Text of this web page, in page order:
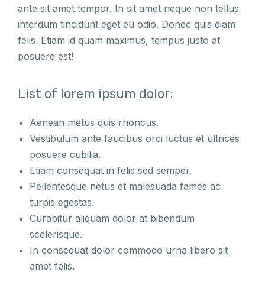
ante sit amet tempor. In sit amet neque non tellus
interdum tincidunt eget eu odio. Donec quis diam
felis. Etiam id quam maximus, tempus justo at
posuere est!
List of lorem ipsum dolor:
Aenean metus quis rhoncus.
Vestibulum ante faucibus orci luctus et ultrices
posuere cubilia.
Etiam consequat in felis sed semper.
Pellentesque netus et malesuada fames ac
turpis egestas.
Curabitur aliquam dolor at bibendum
scelerisque.
In consequat dolor commodo urna libero sit
amet felis.